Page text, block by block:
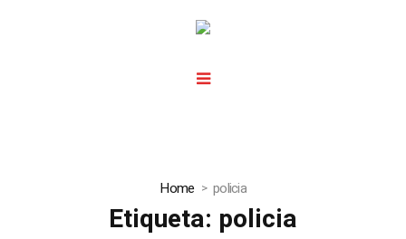
Home policia
Etiqueta: policia